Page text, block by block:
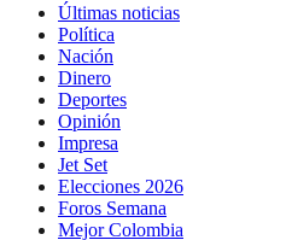
Últimas noticias
Política
Nación
Dinero
Deportes
Opinión
Impresa
Jet Set
Elecciones 2026
Foros Semana
Mejor Colombia